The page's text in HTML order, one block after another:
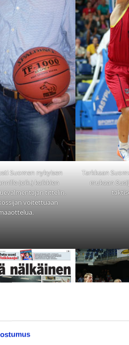
Suomen nykyisen
(oik.) kaikkien
tittelin.
voitettuaan
Tarkkaan
mukaan